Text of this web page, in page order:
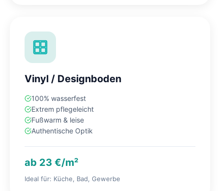
Vinyl / Designboden
100% wasserfest
Extrem pflegeleicht
Fußwarm & leise
Authentische Optik
ab 23 €/m²
Ideal für: Küche, Bad, Gewerbe